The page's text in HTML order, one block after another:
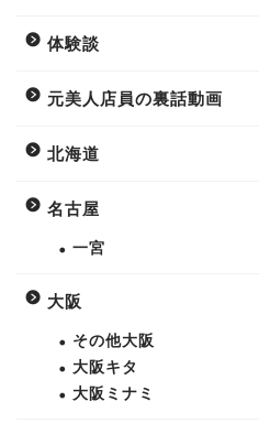
体験談
元美人店員の裏話動画
北海道
名古屋
一宮
大阪
その他大阪
大阪キタ
大阪ミナミ